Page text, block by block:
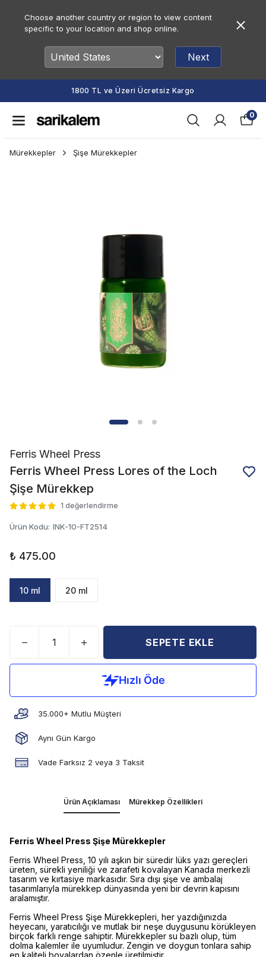
Choose another country or region to view content
specific to your location and shop online.
Next
1800 TL ve Üzeri Ücretsiz Kargo
0
Mürekkepler Şişe Mürekkepler
Ferris Wheel Press
Ferris Wheel Press Lores of the Loch
Şişe Mürekkep
1 değerlendirme
Ürün Kodu: INK-10-FT2514
₺ 475.00
10 ml 20 ml
SEPETE EKLE
35.000+ Mutlu Müşteri
Aynı Gün Kargo
Vade Farksız 2 veya 3 Taksit
Ürün Açıklaması Mürekkep Özellikleri
Ferris Wheel Press Şişe Mürekkepler
Ferris Wheel Press, 10 yılı aşkın bir süredir lüks yazı gereçleri
üreten, sürekli yeniliği ve zarafeti kovalayan Kanada merkezli
tasarım ve kırtasiye markasıdır. Sıra dışı şişe ve ambalaj
tasarımlarıyla mürekkep dünyasında yeni bir devrin kapısını
aralamıştır.
Ferris Wheel Press Şişe Mürekkepleri, her yazdığınızda
heyecanı, yaratıcılığı ve mutlak bir neşe duygusunu körükleyen
birçok farklı renge sahiptir. Mürekkepler su bazlı olup, tüm
dolma kalemler ile uyumludur. Zengin ve doygun tonlara sahip
en kaliteli boyalardan özenle üretilmiştir.